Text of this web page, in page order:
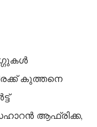
കുത്തനെ
ആഫ്രിക്ക,